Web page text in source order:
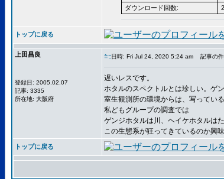
ダウンロード回数:
トップに戻る
上田昌良
登録日: 2005.02.07
記事: 3335
所在地: 大阪府
日時: Fri Jul 24, 2020 5:24 am 記事の
遅いレスです。
ホタルのスペクトルとは珍しい。ゲ
室生観測所の環境からは、写ってい
私どもグループの調査では
ゲンジホタルは川、ヘイケホタルは
この生態系が狂ってきているのか興
トップに戻る